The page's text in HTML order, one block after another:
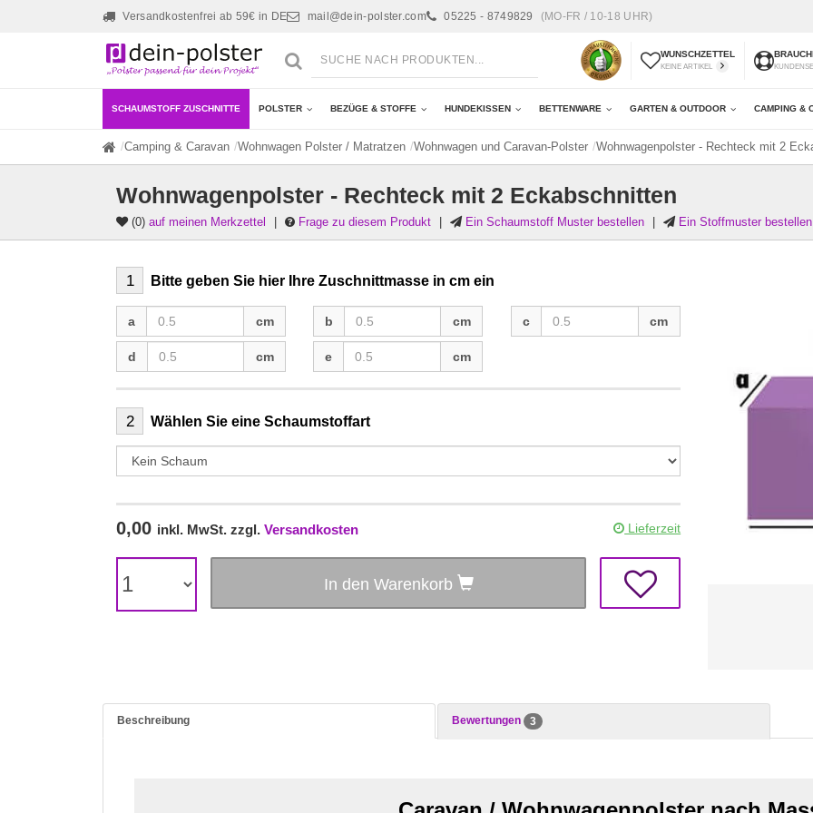
Versandkostenfrei ab 59€ in DE mail@dein-polster.com 05225 - 8749829 (MO-FR / 10-18 UHR)
WUNSCHZETTEL
KEINE ARTIKEL
SCHAUMSTOFF ZUSCHNITTE POLSTER BEZÜGE & STOFFE HUNDEKISSEN BETTENWARE GARTEN & OUTDOOR CAMPING &
Camping & Caravan Wohnwagen Polster / Matratzen Wohnwagen und Caravan-Polster Wohnwagenpolster - Rechteck mit 2
Wohnwagenpolster - Rechteck mit 2 Eckabschnitten
(0) auf meinen Merkzettel Frage zu diesem Produkt Ein Schaumstoff Muster bestellen Ein Stoffmuster bestellen
1 Bitte geben Sie hier Ihre Zuschnittmasse in cm ein
a cm b cm c
cm
d cm e cm
2 Wählen Sie eine Schaumstoffart
0,00 inkl. MwSt. zzgl. Versandkosten Lieferzeit
In den Warenkorb
Beschreibung Bewertungen 3